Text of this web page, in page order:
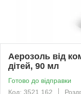
Аерозоль від
дітей, 90 мл
Готово до відправки
Код: 3521 162